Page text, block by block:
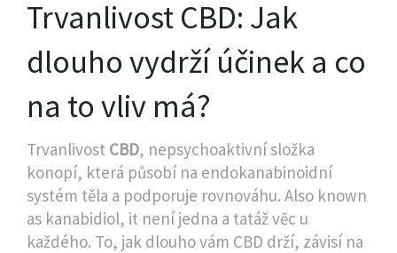
Trvanlivost CBD: Jak
dlouho vydrží účinek a co
na to vliv má?
Trvanlivost CBD, nepsychoaktivní složka
konopí, která působí na endokanabinoidní
systém těla a podporuje rovnováhu. Also known
as kanabidiol, it není jedna a tatáž věc u
každého. To, jak dlouho vám CBD drží, závisí na